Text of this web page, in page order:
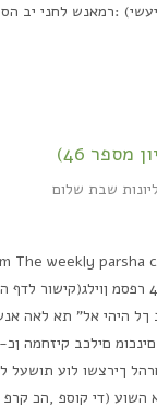
:רמאנש לחני יב
46)
שבת שלום
The weekly parsha
אצת-יכ תשרפ ח"נשת 46 רפסמ
ךל היהי אל" תא לאה
םילכב קיזחמה
ךירצשו לוע תושעל
השוע (די קוספ ,הכ קרפ